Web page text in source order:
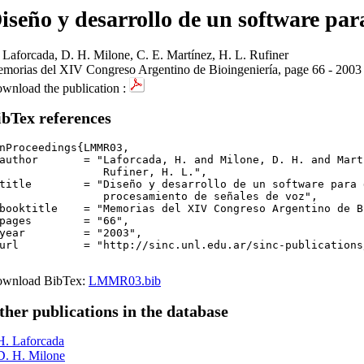
y desarrollo de un software
D. H. Milone, C. E. Martínez, H. L. Rufiner
del XIV Congreso Argentino de Bioingeniería, page 66 - 2003
the publication :
references
= "Laforcada, H. and Milone, D. H. and
= "Diseño y desarrollo de un software para
= "Memorias del XIV Congreso Argentino de
= "66",
= "2003",
= "http://sinc.unl.edu.ar/sinc-
BibTex: LMMR03.bib
publications in the database
Laforcada
H. Milone